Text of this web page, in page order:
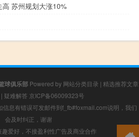
苏州规划大涨10%
球俱乐部Powered by 网站分类目录 | 精选推荐文章
| 疑难解答 京ICP备06009323号
信息有错误可发邮件到f_fb#foxmail.com说明，我们
会及时纠正，谢谢
爱好，不接盈利性广告及商业合作